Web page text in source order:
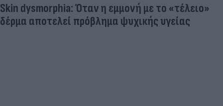
Skin dysmorphia: Όταν η εμμονή με το «τέλειο»
δέρμα αποτελεί πρόβλημα ψυχικής υγείας